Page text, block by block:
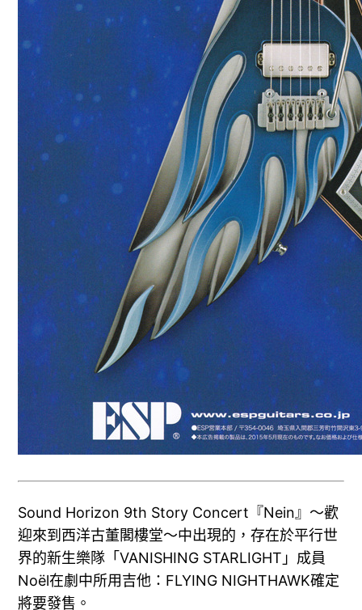
Sound Horizon 9th Story Concert『Nein』～歡
迎來到西洋古董閣樓堂～中出現的，存在於平行世
界的新生樂隊「VANISHING STARLIGHT」成員
Noël在劇中所用吉他：FLYING NIGHTHAWK確定
將要發售。